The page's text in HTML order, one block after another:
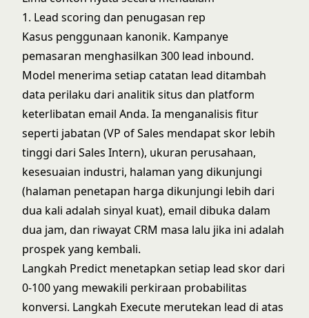
1. Lead scoring dan penugasan rep
Kasus penggunaan kanonik. Kampanye
pemasaran menghasilkan 300 lead inbound.
Model menerima setiap catatan lead ditambah
data perilaku dari analitik situs dan platform
keterlibatan email Anda. Ia menganalisis fitur
seperti jabatan (VP of Sales mendapat skor lebih
tinggi dari Sales Intern), ukuran perusahaan,
kesesuaian industri, halaman yang dikunjungi
(halaman penetapan harga dikunjungi lebih dari
dua kali adalah sinyal kuat), email dibuka dalam
dua jam, dan riwayat CRM masa lalu jika ini adalah
prospek yang kembali.
Langkah Predict menetapkan setiap lead skor dari
0-100 yang mewakili perkiraan probabilitas
konversi. Langkah Execute merutekan lead di atas